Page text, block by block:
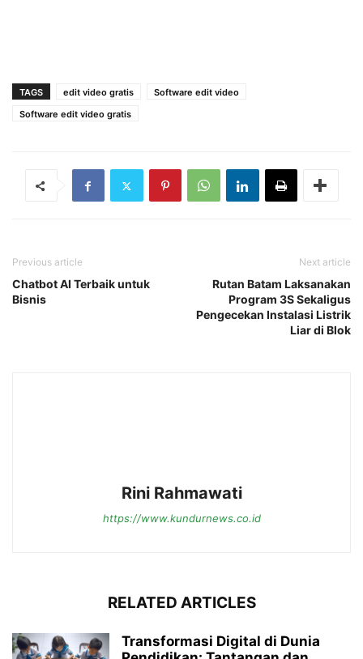
TAGS edit video gratis
Software edit video
Software edit video gratis
Previous article
Chatbot AI Terbaik untuk
Bisnis
Next article
Rutan Batam Laksanakan
Program 3S Sekaligus
Pengecekan Instalasi Listrik
Liar di Blok
Rini Rahmawati
https://www.kundurnews.co.id
RELATED ARTICLES
Transformasi Digital di Dunia